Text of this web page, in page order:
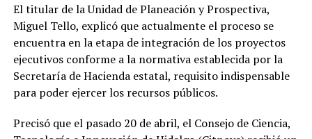
El titular de la Unidad de Planeación y Prospectiva,
Miguel Tello, explicó que actualmente el proceso se
encuentra en la etapa de integración de los proyectos
ejecutivos conforme a la normativa establecida por la
Secretaría de Hacienda estatal, requisito indispensable
para poder ejercer los recursos públicos.
Precisó que el pasado 20 de abril, el Consejo de Ciencia,